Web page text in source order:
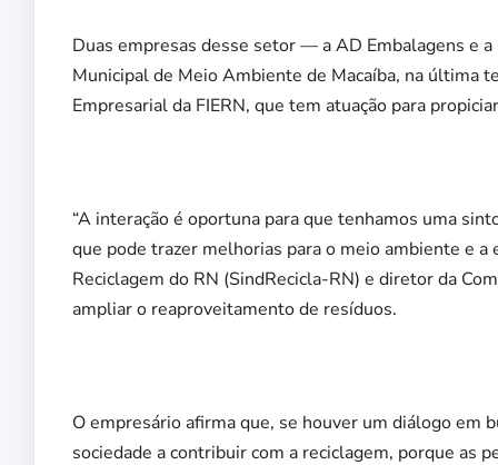
Duas empresas desse setor — a AD Embalagens e
Municipal de Meio Ambiente de Macaíba, na última
Empresarial da FIERN, que tem atuação para
“A interação é oportuna para que tenhamos uma
que pode trazer melhorias para o meio ambiente e
Reciclagem do RN (SindRecicla-RN) e diretor da
ampliar o reaproveitamento de resíduos.
O empresário afirma que, se houver um diálogo em
sociedade a contribuir com a reciclagem, porque as